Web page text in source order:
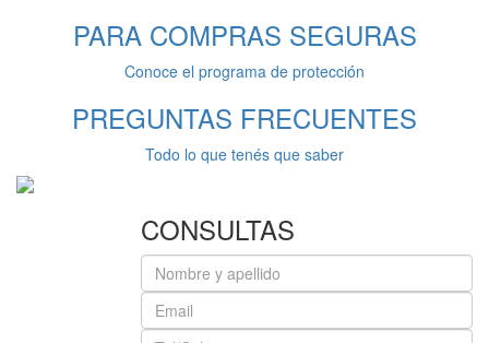
PARA COMPRAS SEGURAS
Conoce el programa de protección
PREGUNTAS FRECUENTES
Todo lo que tenés que saber
CONSULTAS